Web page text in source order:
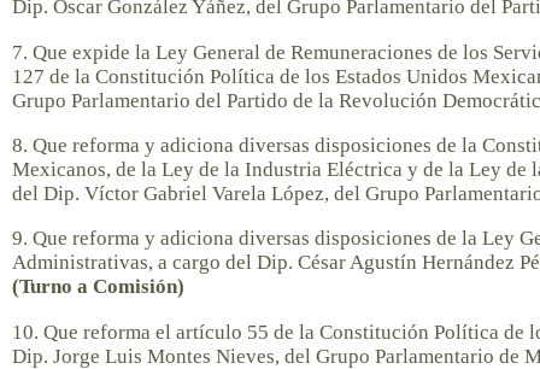
Dip. Oscar González Yáñez, del Grupo Parlamentario del
7. Que expide la Ley General de Remuneraciones de los
127 de la Constitución Política de los Estados Unidos
Grupo Parlamentario del Partido de la Revolución
8. Que reforma y adiciona diversas disposiciones de la
Mexicanos, de la Ley de la Industria Eléctrica y de la Ley de
del Dip. Víctor Gabriel Varela López, del Grupo
9. Que reforma y adiciona diversas disposiciones de la Ley
Administrativas, a cargo del Dip. César Agustín Hernández
(Turno a Comisión)
10. Que reforma el artículo 55 de la Constitución Política de
Dip. Jorge Luis Montes Nieves, del Grupo Parlamentario de